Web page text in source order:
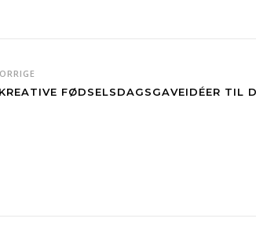
FØDSELSDAGSGAVEIDÉER TIL